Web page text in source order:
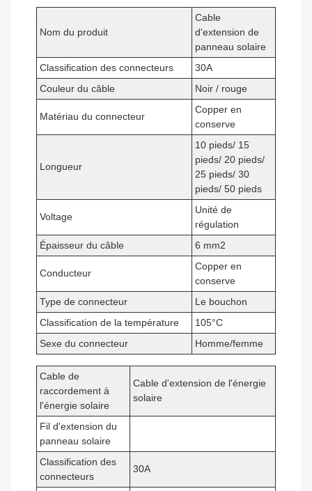
Nom du produit
Cable
d'extension de
panneau solaire
Classification des connecteurs
30A
Couleur du câble
Noir / rouge
Matériau du connecteur
Copper en
conserve
Longueur
10 pieds/ 15
pieds/ 20 pieds/
25 pieds/ 30
pieds/ 50 pieds
Voltage
Unité de
régulation
Épaisseur du câble
6 mm2
Conducteur
Copper en
conserve
Type de connecteur
Le bouchon
Classification de la température
105°C
Sexe du connecteur
Homme/femme
Cable de
raccordement à
l'énergie solaire
Cable d'extension de l'énergie
solaire
Fil d'extension du
panneau solaire
Classification des
connecteurs
30A